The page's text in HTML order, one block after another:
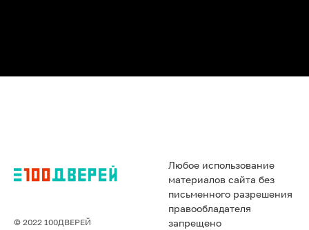
© 2022 100ДВЕРЕЙ
Любое использование
материалов сайта без
письменного разрешения
правообладателя
запрещено